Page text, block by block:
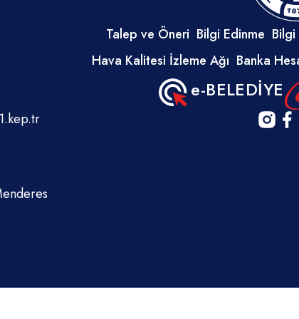
Talep ve Öneri Bilgi Edinme
Hava Kalitesi İzleme Ağı Banka
e-BELEDİYE